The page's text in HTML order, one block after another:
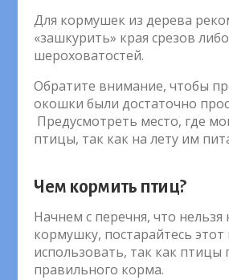
Для кормушек из дерева
«зашкурить» края срезов либо
шероховатостей.
Обратите внимание, чтобы
окошки были достаточно
Предусмотреть место, где
птицы, так как на лету им
Чем кормить птиц?
Начнем с перечня, что нельзя
кормушку, постарайтесь
использовать, так как птицы
правильного корма.